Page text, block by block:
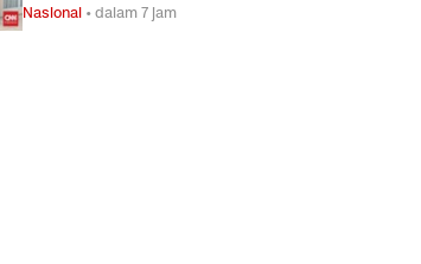
Nasional •dalam 7 jam